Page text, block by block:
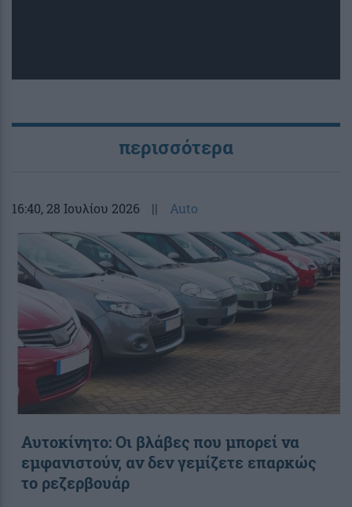
περισσότερα
16:40, 28 Ιουλίου 2026 || Auto
Αυτοκίνητο: Οι βλάβες που μπορεί να
εμφανιστούν, αν δεν γεμίζετε επαρκώς
το ρεζερβουάρ